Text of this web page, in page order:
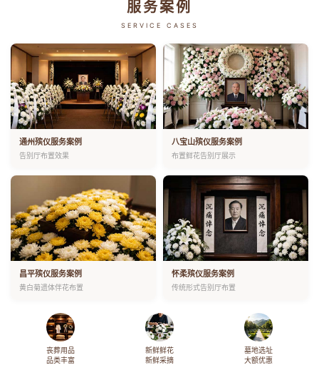
服务案例
SERVICE CASES
通州殡仪服务案例
告别厅布置效果
八宝山殡仪服务案例
布置鲜花告别厅展示
昌平殡仪服务案例
黄白菊遗体伴花布置
怀柔殡仪服务案例
传统形式告别厅布置
丧葬用品
品类丰富
新鲜鲜花
新鲜采摘
墓地选址
大额优惠